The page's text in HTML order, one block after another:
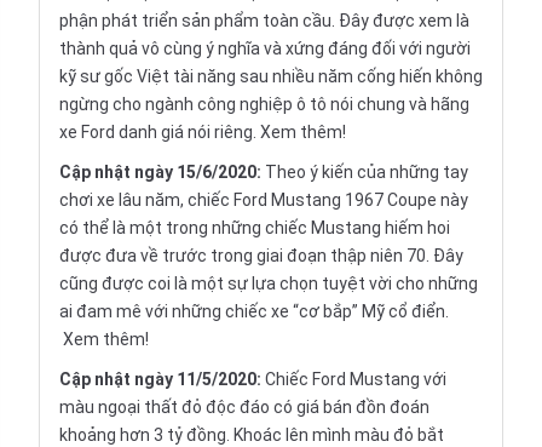
phận phát triển sản phẩm toàn cầu. Đây được xem là
thành quả vô cùng ý nghĩa và xứng đáng đối với người
kỹ sư gốc Việt tài năng sau nhiều năm cống hiến không
ngừng cho ngành công nghiệp ô tô nói chung và hãng
xe Ford danh giá nói riêng. Xem thêm!
Cập nhật ngày 15/6/2020: Theo ý kiến của những tay
chơi xe lâu năm, chiếc Ford Mustang 1967 Coupe này
có thể là một trong những chiếc Mustang hiếm hoi
được đưa về trước trong giai đoạn thập niên 70. Đây
cũng được coi là một sự lựa chọn tuyệt vời cho những
ai đam mê với những chiếc xe “cơ bắp” Mỹ cổ điển.
Xem thêm!
Cập nhật ngày 11/5/2020: Chiếc Ford Mustang với
màu ngoại thất đỏ độc đáo có giá bán đồn đoán
khoảng hơn 3 tỷ đồng. Khoác lên mình màu đỏ bắt